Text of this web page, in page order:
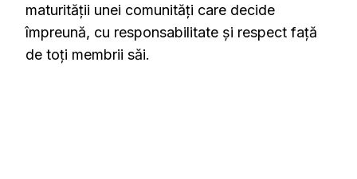
maturității unei comunități care decide
împreună, cu responsabilitate și respect față
de toți membrii săi.